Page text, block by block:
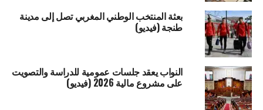
بعثة المنتخب الوطني المغربي تصل إلى مدينة
طنجة (فيديو)
النواب يعقد جلسات عمومية للدراسة والتصويت
على مشروع مالية 2026 (فيديو)